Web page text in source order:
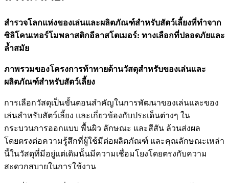
สำรวจโลกแห่งของเล่นและผลิตภัณฑ์สำหรับสัตว์เลี้ยงที่ทำจาก
ซิลิโคนเทอร์โมพลาสติกอีลาสโตเมอร์: ทางเลือกที่ปลอดภัยและ
ล้ำสมัย
ภาพรวมของโครงการท้าทายด้านวัสดุสำหรับของเล่นและ
ผลิตภัณฑ์สำหรับสัตว์เลี้ยง
การเลือกวัสดุเป็นขั้นตอนสำคัญในการพัฒนาของเล่นและของ
เล่นสำหรับสัตว์เลี้ยง และเกี่ยวข้องกับประเด็นต่างๆ ใน
กระบวนการออกแบบ พื้นผิว ลักษณะ และสีสัน ล้วนส่งผล
โดยตรงต่อความรู้สึกที่ผู้ใช้มีต่อผลิตภัณฑ์ และคุณลักษณะเหล่า
นี้ในวัสดุที่มีอยู่แต่เดิมนั้นมีความเชื่อมโยงโดยตรงกับความ
สะดวกสบายในการใช้งาน